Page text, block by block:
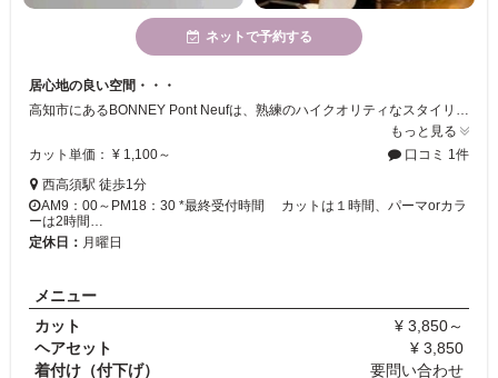
ネットで予約する
居心地の良い空間・・・
高知市にあるBONNEY Pont Neufは、熟練のハイクオリティなスタイリストから新進気鋭のハイセンスな若いスタッフまで、個性豊かなスタッフが沢山居ます！きっと貴方に合った、お気に入りのスタイリストが見つかるはず・・・。 気さくで明るい雰囲気で、お客様に居心地の良さを感じて頂けるような、優雅な癒しの空間作りをしています。
もっと見る
カット単価： ¥ 1,100～
口コミ 1件
西高須駅 徒歩1分
AM9：00～PM18：30 *最終受付時間 カットは１時間、パーマorカラ
ーは2時間…
定休日： 月曜日
メニュー
カット
¥ 3,850～
ヘアセット
¥ 3,850
着付け（付下げ）
要問い合わせ